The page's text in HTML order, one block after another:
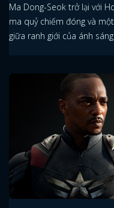
Ma Dong-Seok trở lại với
ma quỷ chiếm đóng và
giữa ranh giới của ánh